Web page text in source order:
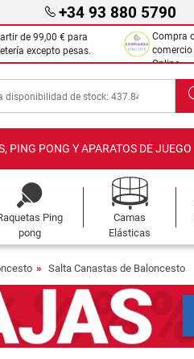
+34 93 880 5790
de 99,00 € para
excepto pesas.
Compra
Online.
PING PONG Y APARATOS DE JUEGO
Ping
pong
Camas
Elásticas
Salta Canastas de Baloncesto